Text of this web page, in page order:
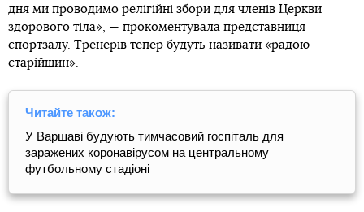
дня ми проводимо релігійні збори для членів Церкви
здорового тіла», — прокоментувала представниця
спортзалу. Тренерів тепер будуть називати «радою
старійшин».
Читайте також:
У Варшаві будують тимчасовий госпіталь для
заражених коронавірусом на центральному
футбольному стадіоні